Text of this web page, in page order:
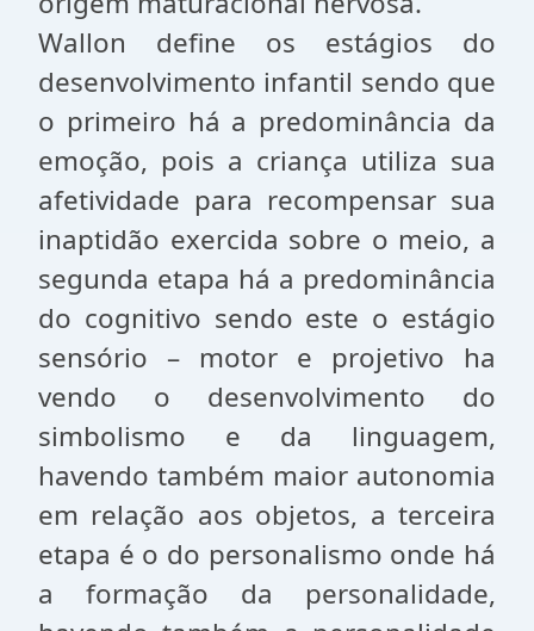
Wallon define os estágios do
desenvolvimento infantil sendo que
o primeiro há a predominância da
emoção, pois a criança utiliza sua
afetividade para recompensar sua
inaptidão exercida sobre o meio, a
segunda etapa há a predominância
do cognitivo sendo este o estágio
sensório – motor e projetivo ha
vendo o desenvolvimento do
simbolismo e da linguagem,
havendo também maior autonomia
em relação aos objetos, a terceira
etapa é o do personalismo onde há
a formação da personalidade,